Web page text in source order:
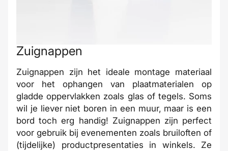
Zuignappen
Zuignappen zijn het ideale montage materiaal
voor het ophangen van plaatmaterialen op
gladde oppervlakken zoals glas of tegels. Soms
wil je liever niet boren in een muur, maar is een
bord toch erg handig! Zuignappen zijn perfect
voor gebruik bij evenementen zoals bruiloften of
(tijdelijke) productpresentaties in winkels. Ze